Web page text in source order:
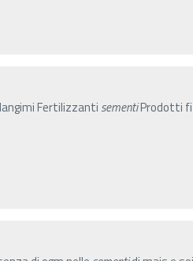
Fertilizzanti sementiProdotti